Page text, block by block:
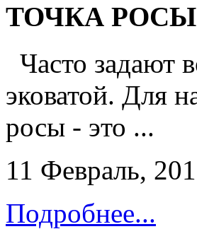
ТОЧКА РОСЫ
Часто задают
эковатой. Для
росы - это ...
11 Февраль,
Подробнее...